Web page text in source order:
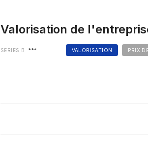
Valorisation de
VALORISATION PRIX
SERIES B ***